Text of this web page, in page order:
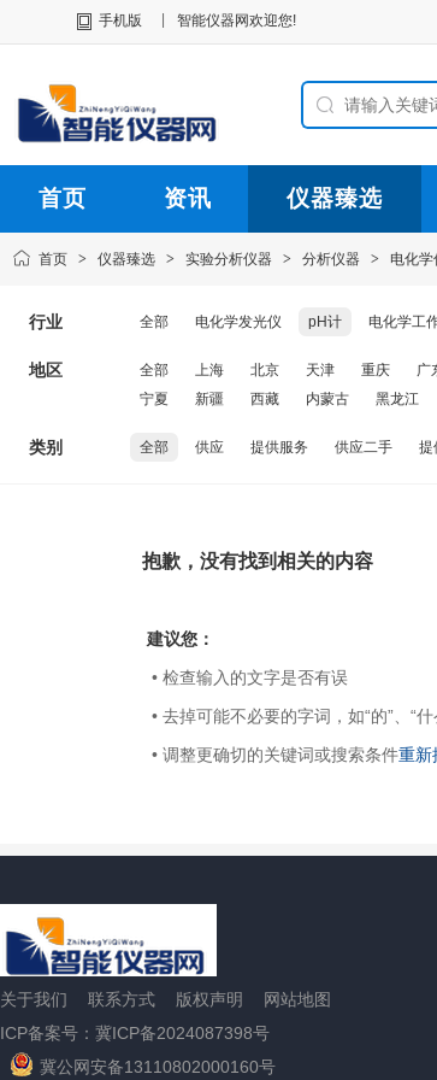
手机版 智能仪器网欢迎您!
首页 资讯 仪器臻选
首页 > 仪器臻选 > 实验分析仪器 > 分析仪器 > 电化学
行业 全部 电化学发光仪 pH计 电化学工
地区 全部 上海 北京 天津 重庆 广
宁夏
新疆 西藏 内蒙古 黑龙江
类别 全部 供应 提供服务 供应二手 提
抱歉，没有找到相关的内容
建议您：
• 检查输入的文字是否有误
• 去掉可能不必要的字词，如“的”、“什
• 调整更确切的关键词或搜索条件重新
关于我们 联系方式 版权声明
网站地图
ICP备案号：冀ICP备2024087398号
冀公网安备13110802000160号